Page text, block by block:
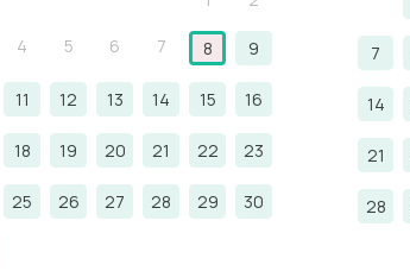
4 5 6 7 8 9
11 12 13 14 15 16
18 19 20 21 22 23
25 26 27 28 29 30
7
14
21
28